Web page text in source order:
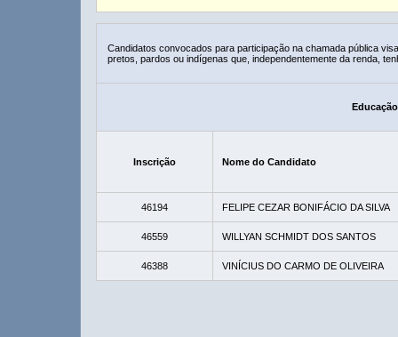
Candidatos convocados para participação na chamada pública
pretos, pardos ou indígenas que, independentemente da renda,
Inscrição Nome do Candidato
46194 FELIPE CEZAR BONIFÁCIO DA SILVA
46559 WILLYAN SCHMIDT DOS SANTOS
46388 VINÍCIUS DO CARMO DE OLIVEIRA